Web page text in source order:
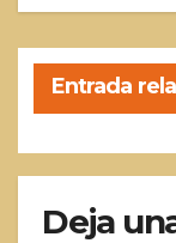
Entrada
Deja